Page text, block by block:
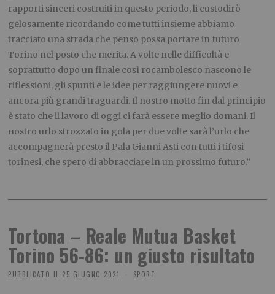
rapporti sinceri costruiti in questo periodo, li custodirò
gelosamente ricordando come tutti insieme abbiamo
tracciato una strada che penso possa portare in futuro
Torino nel posto che merita. A volte nelle difficoltà e
soprattutto dopo un finale così rocambolesco nascono le
riflessioni, gli spunti e le idee per raggiungere nuovi e
ancora più grandi traguardi. Il nostro motto fin dal principio
è stato che il lavoro di oggi ci farà essere meglio domani. Il
nostro urlo strozzato in gola per due volte sarà l’urlo che
accompagnerà presto il Pala Gianni Asti con tutti i tifosi
torinesi, che spero di abbracciare in un prossimo futuro.”
Tortona – Reale Mutua Basket
Torino 56-86: un giusto risultato
PUBBLICATO IL 25 GIUGNO 2021 SPORT